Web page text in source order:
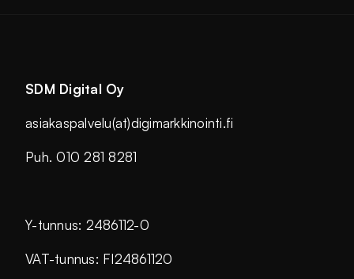
SDM Digital Oy
asiakaspalvelu(at)digimarkkinointi.fi
Puh. 010 281 8281
Y-tunnus: 2486112-0
VAT-tunnus: FI24861120